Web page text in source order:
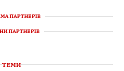
ПАРТНЕРІВ
ПАРТНЕРІВ
ТЕМИ